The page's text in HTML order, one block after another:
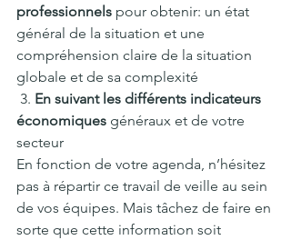
professionnels pour obtenir: un état
général de la situation et une
compréhension claire de la situation
globale et de sa complexité
3. En suivant les différents indicateurs
économiques généraux et de votre
secteur
En fonction de votre agenda, n’hésitez
pas à répartir ce travail de veille au sein
de vos équipes. Mais tâchez de faire en
sorte que cette information soit